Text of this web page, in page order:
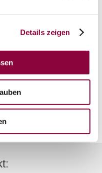
Details zeigen
auf Karte anzeigen
Mitte